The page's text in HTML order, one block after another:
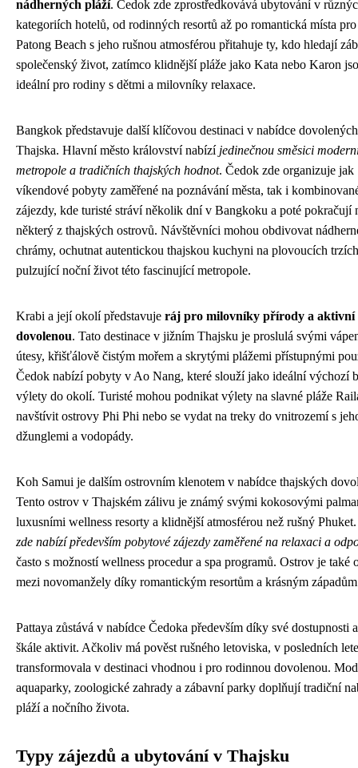
nádherných pláží. Čedok zde zprostředkovává ubytování v
kategoriích hotelů, od rodinných resortů až po romantická místa
Patong Beach s jeho rušnou atmosférou přitahuje ty, kdo hledají
společenský život, zatímco klidnější pláže jako Kata nebo Karon
ideální pro rodiny s dětmi a milovníky relaxace.
Bangkok představuje další klíčovou destinaci v nabídce
Thajska. Hlavní město království nabízí jedinečnou směsici
metropole a tradičních thajských hodnot. Čedok zde organizuje jak
víkendové pobyty zaměřené na poznávání města, tak i
zájezdy, kde turisté stráví několik dní v Bangkoku a poté pokračují
některý z thajských ostrovů. Návštěvníci mohou obdivovat
chrámy, ochutnat autentickou thajskou kuchyni na plovoucích
pulzující noční život této fascinující metropole.
Krabi a její okolí představuje ráj pro milovníky přírody a aktivní
dovolenou. Tato destinace v jižním Thajsku je proslulá svými
útesy, křišťálově čistým mořem a skrytými plážemi přístupnými
Čedok nabízí pobyty v Ao Nang, které slouží jako ideální výchozí
výlety do okolí. Turisté mohou podnikat výlety na slavné pláže
navštívit ostrovy Phi Phi nebo se vydat na treky do vnitrozemí s
džunglemi a vodopády.
Koh Samui je dalším ostrovním klenotem v nabídce thajských
Tento ostrov v Thajském zálivu je známý svými kokosovými
luxusními wellness resorty a klidnější atmosférou než rušný
zde nabízí především pobytové zájezdy zaměřené na relaxaci a
často s možností wellness procedur a spa programů. Ostrov je také
mezi novomanžely díky romantickým resortům a krásným
Pattaya zůstává v nabídce Čedoka především díky své dostupnosti
škále aktivit. Ačkoliv má pověst rušného letoviska, v posledních
transformovala v destinaci vhodnou i pro rodinnou dovolenou.
aquaparky, zoologické zahrady a zábavní parky doplňují tradiční
pláží a nočního života.
Typy zájezdů a ubytování v Thajsku